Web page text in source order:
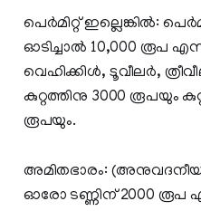
പെര്‍മിറ്റ് ഇല്ലെങ്കില്‍:
ഓടിച്ചാല്‍ 10,000 രൂപ
വെഹിക്കിള്‍, ടൂവീലര്‍,
കുറ്റത്തിനു 3000 രൂപയും
രൂപയും.
അമിതഭാരം:
ഓരോ ടണ്ണിന് 2000 രൂപ